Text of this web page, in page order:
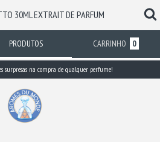
30ML EXTRAIT DE PARFUM
PRODUTOS CARRINHO 0
surpresas na compra de qualquer perfume!